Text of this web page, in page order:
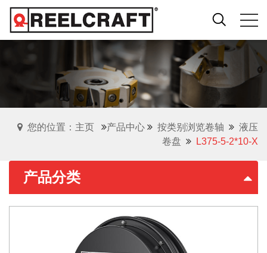
您的位置：主页 产品中心 按类别浏览卷轴
液压
卷盘
L375-5-2*10-X
产品分类